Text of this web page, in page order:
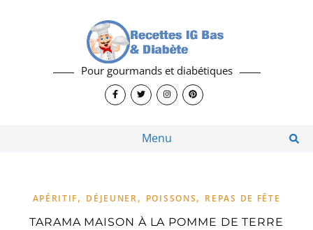
Pour gourmands et diabétiques
Menu
APÉRITIF, DÉJEUNER, POISSONS, REPAS DE FÊTE
TARAMA MAISON À LA POMME DE TERRE